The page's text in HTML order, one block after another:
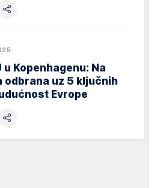
u Kopenhagenu: Na
uz 5 ključnih
Evrope